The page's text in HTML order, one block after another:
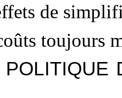
de
toujours